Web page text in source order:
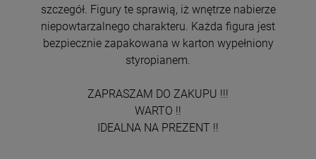
szczegół. Figury te sprawią, iż wnętrze nabierze
niepowtarzalnego charakteru. Każda figura jest
bezpiecznie zapakowana w karton wypełniony
styropianem.
ZAPRASZAM DO ZAKUPU !!!
WARTO !!
IDEALNA NA PREZENT !!